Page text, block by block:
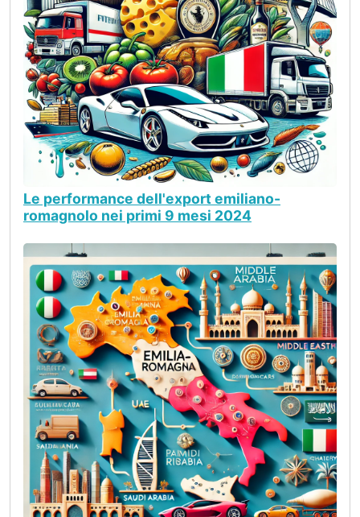
Le performance dell'export emiliano-
romagnolo nei primi 9 mesi 2024